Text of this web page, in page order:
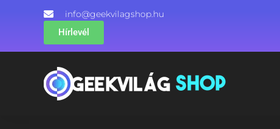
info@geekvilagshop.hu
Hírlevél